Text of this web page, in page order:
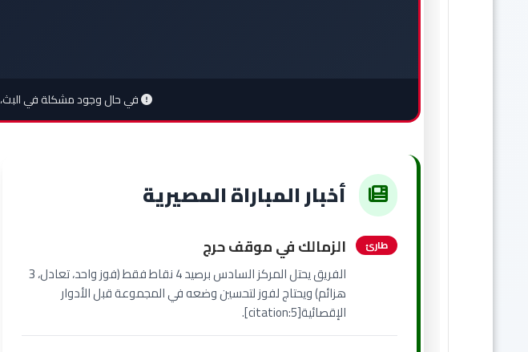
في حال وجود مشكلة في
أخبار المباراة المصيرية
طارئ الزمالك في موقف حرج
الفريق يحتل المركز السادس برصيد 4 نقاط فقط (فوز واحد، تعادل، 3
هزائم) ويحتاج لفوز لتحسين وضعه في المجموعة قبل الأدوار
الإقصائية[citation:5].